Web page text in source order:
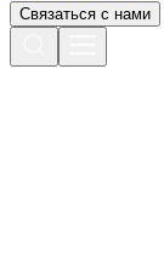
Связаться с нами